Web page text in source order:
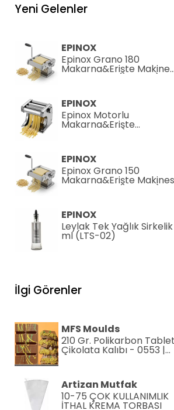
Yeni Gelenler
EPINOX
Epinox Grano 180
Makarna&Erişte Makinesi
2mm+6mm (GR-180)
EPINOX
Epinox Motorlu
Makarna&Erişte
Makinesi 2mm+6mm
EPINOX
Epinox Grano 150
Makarna&Erişte
2mm+4mm (GR-150)
EPINOX
Leylak Tek Yağlık
ml (LTS-02)
Lavabo Süzgeci 34 cm
(QLS-34)
KARADAĞ METAL
Paslanmaz Pasta Altlığı
cm
Greyas Moulds
Polikarbon Special Pralin
Çikolata Kalıbı 8-15 gr |
İlgi Görenler
MFS Moulds
210 Gr. Polikarbon Tablet
Çikolata Kalıbı - 0553 |
Dubai Çikolata Kalıbı
Artizan Mutfak
10-75 ÇOK KULLANIMLIK
İTHAL KREMA TORBASI